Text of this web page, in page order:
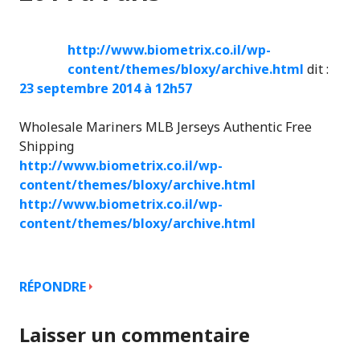
http://www.biometrix.co.il/wp-
content/themes/bloxy/archive.html dit :
23 septembre 2014 à 12h57
Wholesale Mariners MLB Jerseys Authentic Free
Shipping
http://www.biometrix.co.il/wp-
content/themes/bloxy/archive.html
http://www.biometrix.co.il/wp-
content/themes/bloxy/archive.html
RÉPONDRE
Laisser un commentaire